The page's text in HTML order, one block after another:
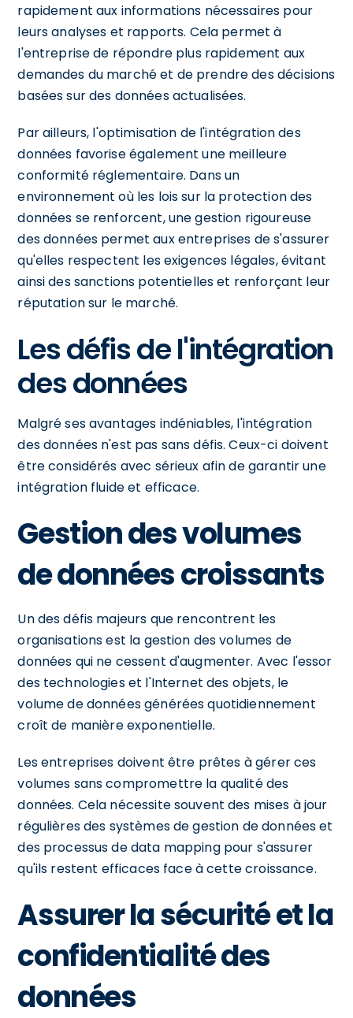
rapidement aux informations nécessaires pour
leurs analyses et rapports. Cela permet à
l'entreprise de répondre plus rapidement aux
demandes du marché et de prendre des décisions
basées sur des données actualisées.
Par ailleurs, l'optimisation de l'intégration des
données favorise également une meilleure
conformité réglementaire. Dans un
environnement où les lois sur la protection des
données se renforcent, une gestion rigoureuse
des données permet aux entreprises de s'assurer
qu'elles respectent les exigences légales, évitant
ainsi des sanctions potentielles et renforçant leur
réputation sur le marché.
Les défis de l'intégration
des données
Malgré ses avantages indéniables, l'intégration
des données n'est pas sans défis. Ceux-ci doivent
être considérés avec sérieux afin de garantir une
intégration fluide et efficace.
Gestion des volumes
de données croissants
Un des défis majeurs que rencontrent les
organisations est la gestion des volumes de
données qui ne cessent d'augmenter. Avec l'essor
des technologies et l'Internet des objets, le
volume de données générées quotidiennement
croît de manière exponentielle.
Les entreprises doivent être prêtes à gérer ces
volumes sans compromettre la qualité des
données. Cela nécessite souvent des mises à jour
régulières des systèmes de gestion de données et
des processus de data mapping pour s'assurer
qu'ils restent efficaces face à cette croissance.
Assurer la sécurité et la
confidentialité des
données